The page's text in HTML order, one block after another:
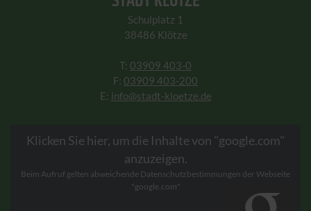
Schulplatz 1
38486 Klötze
T: 03909 403-0
F: 03909 403-200
E: info@stadt-kloetze.de
Klicken Sie hier, um die Inhalte von "google.com"
anzuzeigen.
Beim Aufruf gelten abweichende Datenschutzbestimmungen der Webseite
"google.com"